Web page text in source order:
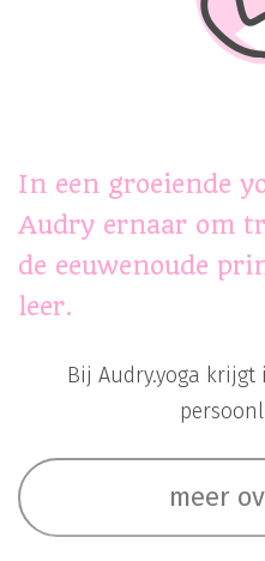
In een groeiende
Audry ernaar om
de eeuwenoude
leer.
Bij Audry.yoga krijgt
meer